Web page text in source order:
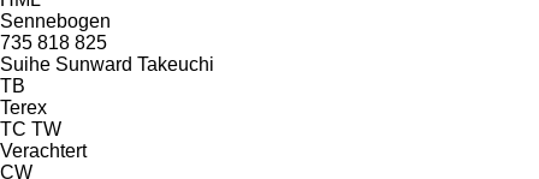
Sennebogen
735 818 825
Suihe Sunward Takeuchi
TB
Terex
TC TW
Verachtert
CW